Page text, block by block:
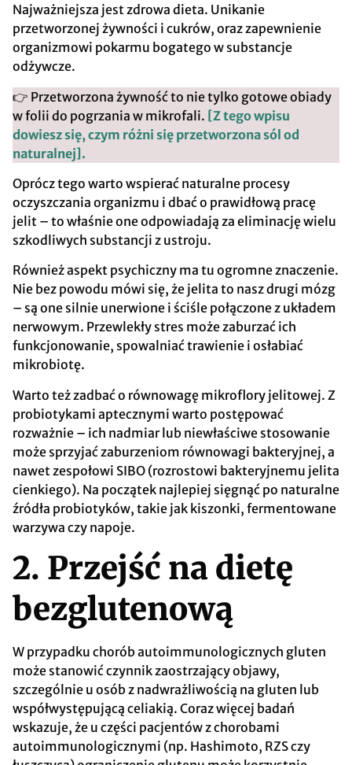
Najważniejsza jest zdrowa dieta. Unikanie
przetworzonej żywności i cukrów, oraz zapewnienie
organizmowi pokarmu bogatego w substancje
odżywcze.
👉 Przetworzona żywność to nie tylko gotowe obiady
w folii do pogrzania w mikrofali. [Z tego wpisu
dowiesz się, czym różni się przetworzona sól od
naturalnej].
Oprócz tego warto wspierać naturalne procesy
oczyszczania organizmu i dbać o prawidłową pracę
jelit – to właśnie one odpowiadają za eliminację wielu
szkodliwych substancji z ustroju.
Również aspekt psychiczny ma tu ogromne znaczenie.
Nie bez powodu mówi się, że jelita to nasz drugi mózg
– są one silnie unerwione i ściśle połączone z układem
nerwowym. Przewlekły stres może zaburzać ich
funkcjonowanie, spowalniać trawienie i osłabiać
mikrobiotę.
Warto też zadbać o równowagę mikroflory jelitowej. Z
probiotykami aptecznymi warto postępować
rozważnie – ich nadmiar lub niewłaściwe stosowanie
może sprzyjać zaburzeniom równowagi bakteryjnej, a
nawet zespołowi SIBO (rozrostowi bakteryjnemu jelita
cienkiego). Na początek najlepiej sięgnąć po naturalne
źródła probiotyków, takie jak kiszonki, fermentowane
warzywa czy napoje.
2. Przejść na dietę
bezglutenową
W przypadku chorób autoimmunologicznych gluten
może stanowić czynnik zaostrzający objawy,
szczególnie u osób z nadwrażliwością na gluten lub
współwystępującą celiakią. Coraz więcej badań
wskazuje, że u części pacjentów z chorobami
autoimmunologicznymi (np. Hashimoto, RZS czy